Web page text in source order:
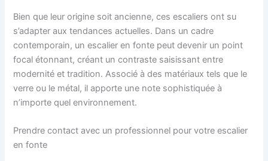
Bien que leur origine soit ancienne, ces escaliers ont su
s’adapter aux tendances actuelles. Dans un cadre
contemporain, un escalier en fonte peut devenir un point
focal étonnant, créant un contraste saisissant entre
modernité et tradition. Associé à des matériaux tels que le
verre ou le métal, il apporte une note sophistiquée à
n’importe quel environnement.
Prendre contact avec un professionnel pour votre escalier
en fonte